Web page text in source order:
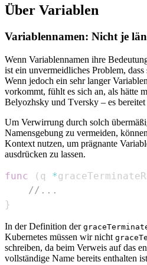
Über Variablen
Variablennamen: Nicht je
Wenn Variablennamen ihre
ist ein unvermeidliches Problem,
Wenn jedoch ein sehr langer
vorkommt, fühlt es sich an, als hätte
Belyozhsky und Tversky – es
Um Verwirrung durch solch
Namensgebung zu vermeiden,
Kontext nutzen, um prägnante
ausdrücken zu lassen.
func ( q *
//...
}
In der Definition der
Kubernetes müssen wir nicht
schreiben, da beim Verweis auf das
vollständige Name bereits enthalten